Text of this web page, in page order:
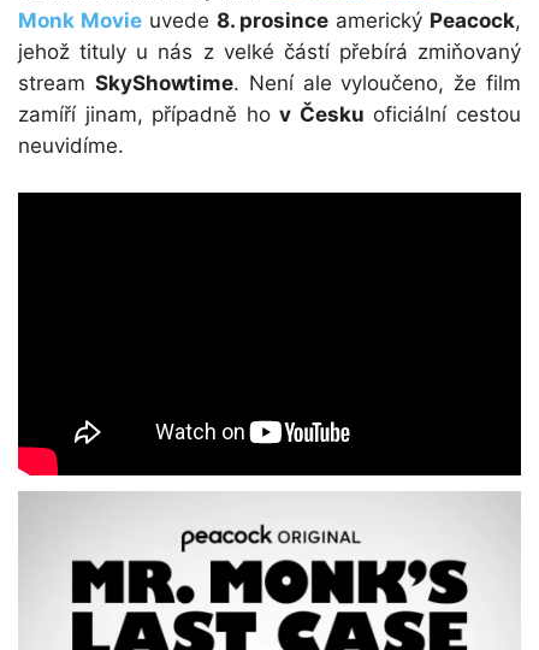
Monk Movieuvede 8. prosince americký Peacock,
jehož tituly u nás z velké částí přebírá zmiňovaný
stream SkyShowtime. Není ale vyloučeno, že film
zamíří jinam, případně hov Česku oficiální cestou
neuvidíme.